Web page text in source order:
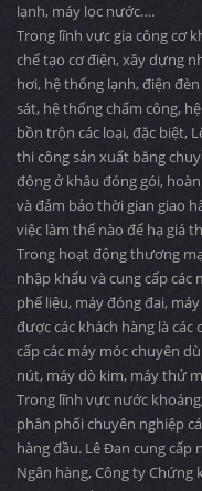
lạnh, máy lọc nước….
Trong lĩnh vực gia công cơ
chế tạo cơ điện, xây dựng
hơi, hệ thống lạnh, điện
sát, hệ thống chấm công,
bồn trộn các loại, đặc biệt,
thi công sản xuất băng
động ở khâu đóng gói,
và đảm bảo thời gian giao
việc làm thế nào để hạ giá
Trong hoạt động thương
nhập khẩu và cung cấp
phế liệu, máy đóng đai,
được các khách hàng là
cấp các máy móc chuyên
nút, máy dò kim, máy thử
Trong lĩnh vực nước
phân phối chuyên nghiệp
hàng đầu. Lê Đan cung cấp
Ngân hàng, Công ty Chứng